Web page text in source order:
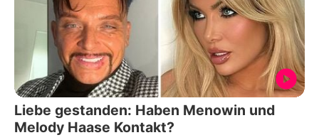
Liebe gestanden: Haben Menowin und
Melody Haase Kontakt?